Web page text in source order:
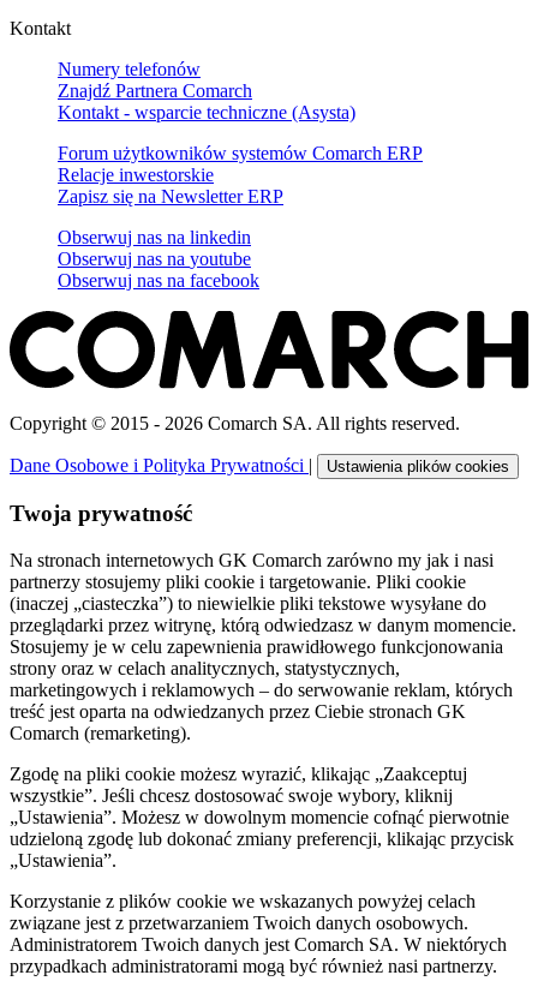
Kontakt
Numery telefonów
Znajdź Partnera Comarch
Kontakt - wsparcie techniczne (Asysta)
Forum użytkowników systemów Comarch ERP
Relacje inwestorskie
Zapisz się na Newsletter ERP
Obserwuj nas na linkedin
Obserwuj nas na youtube
Obserwuj nas na facebook
Copyright © 2015 - 2026 Comarch SA. All rights reserved.
Dane Osobowe i Polityka Prywatności | Ustawienia plików cookies
Twoja prywatność
Na stronach internetowych GK Comarch zarówno my jak i nasi
partnerzy stosujemy pliki cookie i targetowanie. Pliki cookie
(inaczej „ciasteczka”) to niewielkie pliki tekstowe wysyłane do
przeglądarki przez witrynę, którą odwiedzasz w danym momencie.
Stosujemy je w celu zapewnienia prawidłowego funkcjonowania
strony oraz w celach analitycznych, statystycznych,
marketingowych i reklamowych – do serwowanie reklam, których
treść jest oparta na odwiedzanych przez Ciebie stronach GK
Comarch (remarketing).
Zgodę na pliki cookie możesz wyrazić, klikając „Zaakceptuj
wszystkie”. Jeśli chcesz dostosować swoje wybory, kliknij
„Ustawienia”. Możesz w dowolnym momencie cofnąć pierwotnie
udzieloną zgodę lub dokonać zmiany preferencji, klikając przycisk
„Ustawienia”.
Korzystanie z plików cookie we wskazanych powyżej celach
związane jest z przetwarzaniem Twoich danych osobowych.
Administratorem Twoich danych jest Comarch SA. W niektórych
przypadkach administratorami mogą być również nasi partnerzy.